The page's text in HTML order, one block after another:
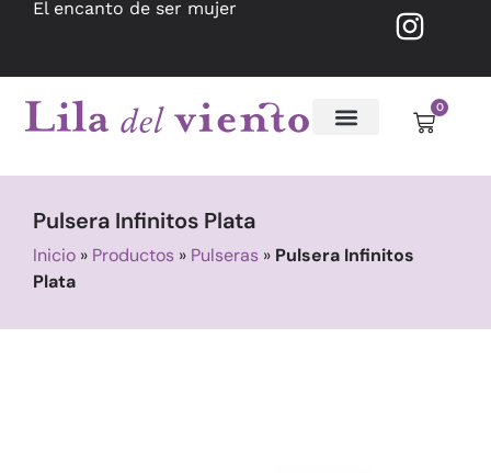
El encanto de ser mujer
0
Pulsera Infinitos Plata
Inicio » Productos » Pulseras » Pulsera Infinitos
Plata